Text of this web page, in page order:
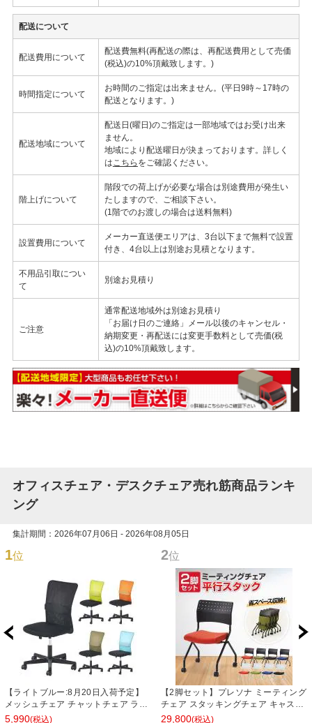
配送について
配送費用について
配送費無料(再配送の際は、再配送費用として売価
(税込)の10%頂戴致します。)
時間指定について
お時間のご指定は出来ません。(平日9時～17時の
配送となります。)
配送地域について
配送日(曜日)のご指定は一部地域ではお受け出来
ません。
地域により配送曜日が決まっております。詳しく
は こちら をご確認ください。
階上げについて
階段での荷上げが必要な場合は別途費用が発生い
たしますので、ご相談下さい。
(1階でのお渡しの場合は送料無料)
設置費用について
メーカー直送便エリアは、3台以下まで無料で設置
付き、4台以上は別途お見積となります。
不用品引取につい
て
別途お見積り
ご注意
通常配送地域外は別途お見積り
「お届け日のご連絡」メール以後のキャンセル・
納期変更・再配送には変更手数料として売価(税
込)の10%頂戴致します。
オフィスチェア・デスクチェア売れ筋商品ランキ
ング
集計期間：2026年07月06日 - 2026年08月05日
1位
【ライトブルー:8月20日入荷予定】
メッシュチェア チャットチェア ラン
バーサポート オフィスチェア デスク
5,990(税込)
2位
【2脚セット】プレソナ ミーティング
チェア スタッキングチェア キャスタ
ー付き 座面クッション 幅570×奥行
29,800(税込)